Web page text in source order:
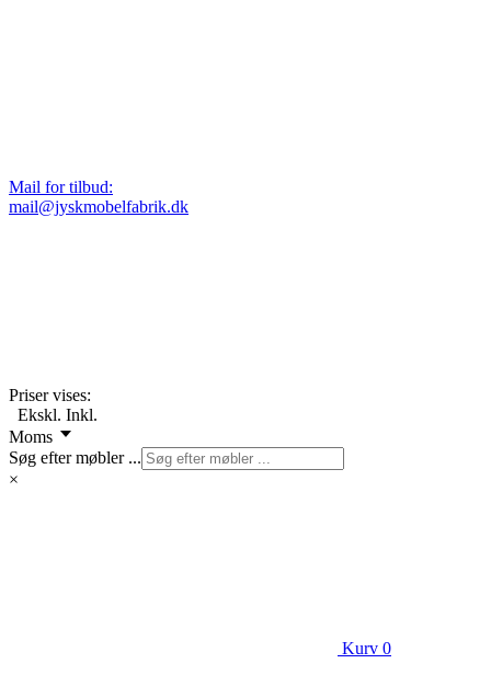
Mail for tilbud:
mail@jyskmobelfabrik.dk
Priser vises:
Ekskl. Inkl.
Moms
Søg efter møbler ...
×
Kurv 0